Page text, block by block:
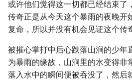
或许他们觉得这一切都已经结束了
传奇正是从今天这个暴雨的夜晚开
复命，所以并没有机会见证这个传
被摧心掌打中后心跌落山涧的少年
为暴雨的缘故，山涧里的水变得非
落入水中的瞬间便被吞没了，然后